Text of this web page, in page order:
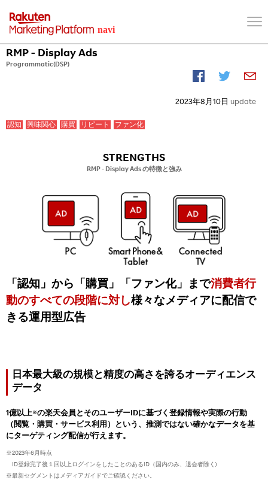
RMP - Display Ads
Programmatic(DSP)
2023年8月10日 update
認知 興味関心 購買 リピート ファン化
STRENGTHS
RMP - Display Ads の特徴と強み
「認知」から「購買」「ファン化」まで消費者行
動のすべての段階に対し様々なメディアに配信で
きる運用型広告
日本最大級の規模と精度の高さを誇るオーディエンス
データ
1億以上※の楽天会員とそのユーザーIDに基づく登録情報や実際の行動
（閲覧・購買・サービス利用）という、推測ではない確かなデータを基
にターゲティング配信が行えます。
※2023年6月時点
ID登録完了後１回以上ログインをしたことのあるID（国内のみ、退会者除く)
※最新セグメントはメディアガイドでご確認ください。